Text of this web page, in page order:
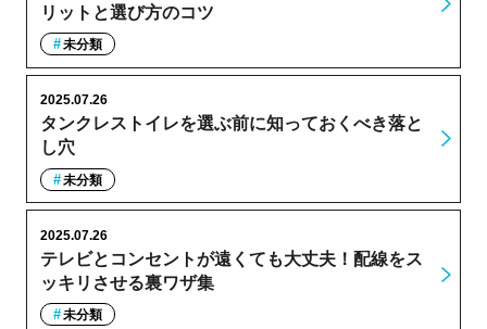
リットと選び方のコツ
未分類
タンクレストイレを選ぶ前に知っておくべき落と
し穴
2025.07.26
未分類
テレビとコンセントが遠くても大丈夫！配線をス
ッキリさせる裏ワザ集
2025.07.26
未分類